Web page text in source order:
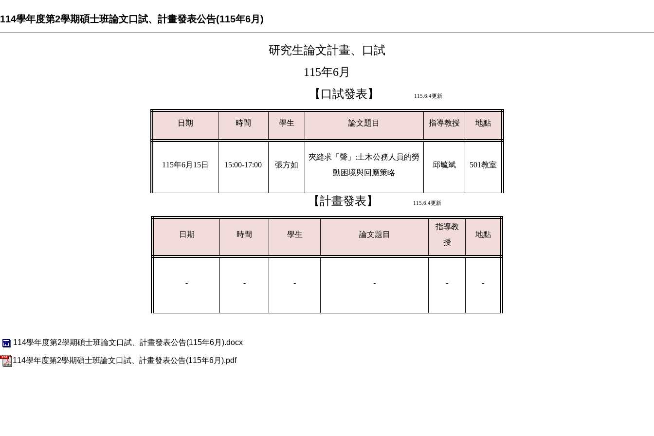
114學年度第2學期碩士班論文口試、計畫發表公告(115年6月)
研究生論文計畫、口試
115年6月
【口試發表】
115.6.4更新
日期 時間 學生 論文題目 指導教授 地點
115年6月15日 15:00-17:00 張方如
夾縫求「聲」:土木公務人員的勞
動困境與回應策略
邱毓斌 501教室
【計畫發表】 115.6.4更新
日期 時間 學生 論文題目
指導教
授
地點
- - - - - -
114學年度第2學期碩士班論文口試、計畫發表公告(115年6月).docx
114學年度第2學期碩士班論文口試、計畫發表公告(115年6月).pdf